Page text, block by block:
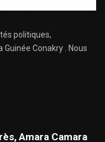
politiques,
Conakry . Nous
Amara Camara